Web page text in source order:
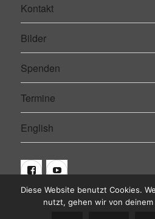
Kontakt
Bilder
Spenden
Termine
English
FacebookYoutube
Diese Website benutzt Cookies.
nutzt, gehen wir von deinem